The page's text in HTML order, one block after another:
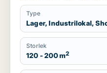
Type
Lager, Industrilokal,
Storlek
120 - 200 m2